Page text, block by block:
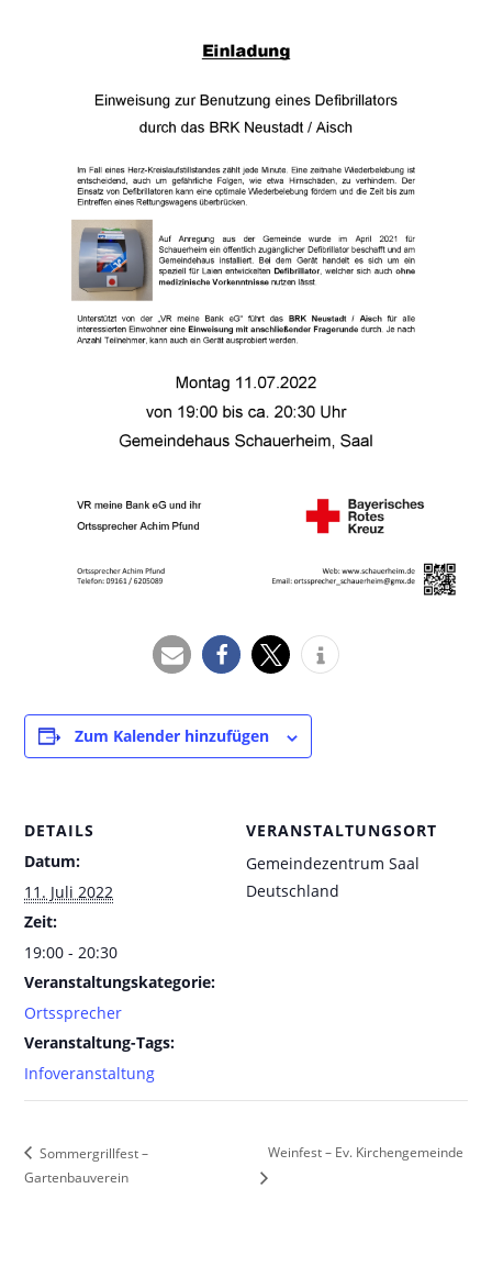
Zum Kalender hinzufügen
DETAILS
Datum:
11. Juli 2022
Zeit:
19:00 - 20:30
Veranstaltungskategorie:
Ortssprecher
Veranstaltung-Tags:
Infoveranstaltung
VERANSTALTUNGSORT
Gemeindezentrum Saal
Deutschland
Sommergrillfest –
Gartenbauverein
Weinfest – Ev. Kirchengemeinde